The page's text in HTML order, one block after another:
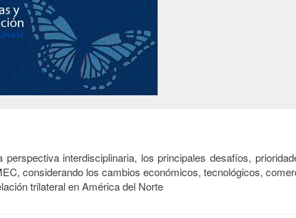
interdisciplinaria, los principales desafíos,
considerando los cambios económicos, tecnológicos,
trilateral en América del Norte